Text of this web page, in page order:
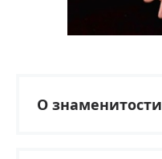
О знаменитости